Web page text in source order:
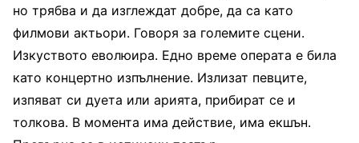
но трябва и да изглеждат добре, да са като
филмови актьори. Говоря за големите сцени.
Изкуството еволюира. Едно време операта е била
като концертно изпълнение. Излизат певците,
изпяват си дуета или арията, прибират се и
толкова. В момента има действие, има екшън.